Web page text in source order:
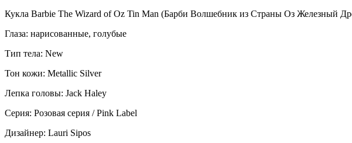
Кукла Barbie The Wizard of Oz Tin Man (Барби Волшебник из Страны Оз Железный
Глаза: нарисованные, голубые
Тип тела: New
Тон кожи: Metallic Silver
Лепка головы: Jack Haley
Серия: Розовая серия / Pink Label
Дизайнер: Lauri Sipos